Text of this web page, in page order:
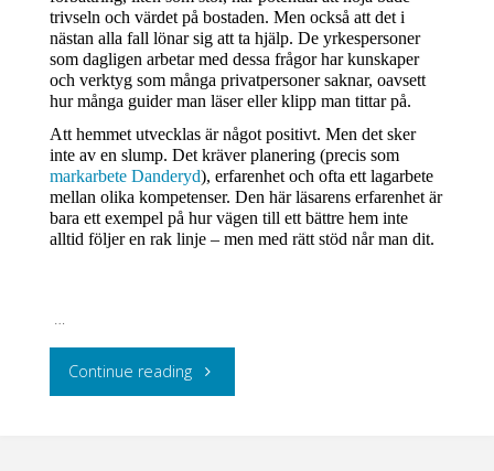
trivseln och värdet på bostaden. Men också att det i
nästan alla fall lönar sig att ta hjälp. De yrkespersoner
som dagligen arbetar med dessa frågor har kunskaper
och verktyg som många privatpersoner saknar, oavsett
hur många guider man läser eller klipp man tittar på.
Att hemmet utvecklas är något positivt. Men det sker
inte av en slump. Det kräver planering (precis som
markarbete Danderyd), erfarenhet och ofta ett lagarbete
mellan olika kompetenser. Den här läsarens erfarenhet är
bara ett exempel på hur vägen till ett bättre hem inte
alltid följer en rak linje – men med rätt stöd når man dit.
…
Continue reading"Startskott